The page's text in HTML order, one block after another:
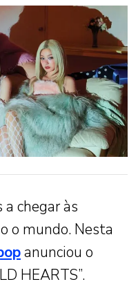
chegar às
o mundo. Nesta
anunciou o
HEARTS”.